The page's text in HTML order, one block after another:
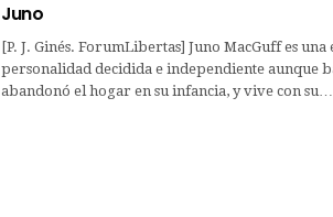
Juno
[P. J. Ginés. ForumLibertas] Juno MacGuff es una
personalidad decidida e independiente aunque
abandonó el hogar en su infancia, y vive con su…